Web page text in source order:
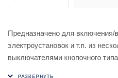
Предназначено для
электроустановок и т.п. из
выключателями кнопочного